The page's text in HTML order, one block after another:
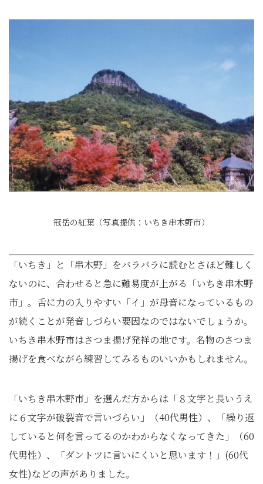
冠岳の紅葉（写真提供：いちき串木野市）
「いちき」と「串木野」をバラバラに読むとさほど難しく
ないのに、合わせると急に難易度が上がる「いちき串木野
市」。舌に力の入りやすい「イ」が母音になっているもの
が続くことが発音しづらい要因なのではないでしょうか。
いちき串木野市はさつま揚げ発祥の地です。名物のさつま
揚げを食べながら練習してみるものいいかもしれません。
「いちき串木野市」を選んだ方からは「８文字と長いうえ
に６文字が破裂音で言いづらい」（40代男性）、「繰り返
していると何を言ってるのかわからなくなってきた」（60
代男性）、「ダントツに言いにくいと思います！」(60代
女性)などの声がありました。